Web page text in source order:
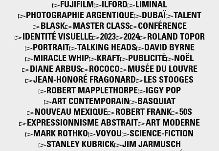
FUJIFILM
ILFORD
LIMINAL
PHOTOGRAPHIE ARGENTIQUE
DUBAÏ
TALENT
BLASK
MASTER CLASS
CONFÉRENCE
IDENTITÉ VISUELLE
2023 2024
ROLAND TOPOR
PORTRAIT
TALKING HEADS
DAVID BYRNE
MIRACLE WHIP
KRAFT PUBLICITÉ
NOËL
DIANE ARBUS
ROCOCO
MUSÉE DU LOUVRE
JEAN-HONORÉ FRAGONARD
LES STOOGES
ROBERT MAPPLETHORPE
IGGY POP
ART CONTEMPORAIN
BASQUIAT
NOUVEAU MEXIQUE
ROBERT FRANK
50S
EXPRESSIONNISME ABSTRAIT
ART MODERNE
MARK ROTHKO
VOYOU
SCIENCE-FICTION
STANLEY KUBRICK
JIM JARMUSCH